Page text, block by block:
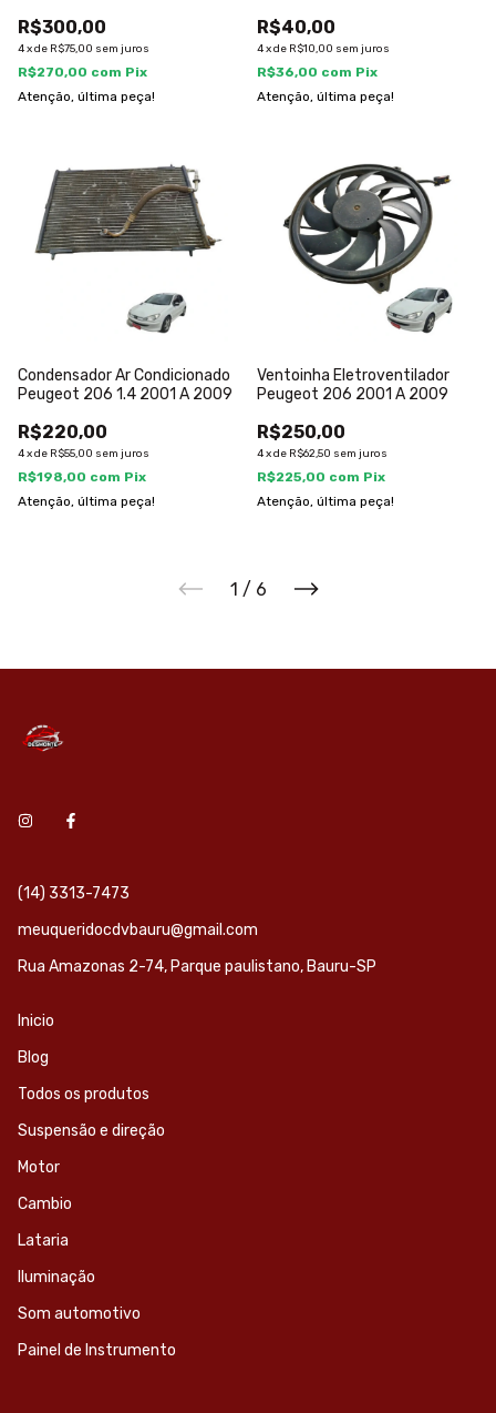
R$300,00
4xde R$75,00 sem juros
R$270,00 com Pix
Atenção, última peça!
R$40,00
4xde R$10,00 sem juros
R$36,00 com Pix
Atenção, última peça!
Condensador Ar Condicionado
Peugeot 206 1.4 2001 A 2009
R$220,00
4xde R$55,00 sem juros
R$198,00 com Pix
Atenção, última peça!
Ventoinha Eletroventilador
Peugeot 206 2001 A 2009
R$250,00
4xde R$62,50 sem juros
R$225,00 com Pix
Atenção, última peça!
1 / 6
(14) 3313-7473
meuqueridocdvbauru@gmail.com
Rua Amazonas 2-74, Parque paulistano, Bauru-SP
Inicio
Blog
Todos os produtos
Suspensão e direção
Motor
Cambio
Lataria
Iluminação
Som automotivo
Painel de Instrumento